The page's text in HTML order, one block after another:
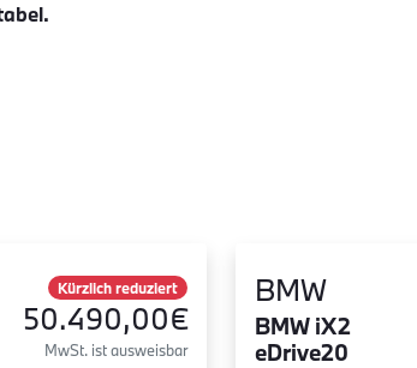
Kürzlich reduziert
50.490,00€
MwSt. ist ausweisbar
BMW
BMW iX2
eDrive20